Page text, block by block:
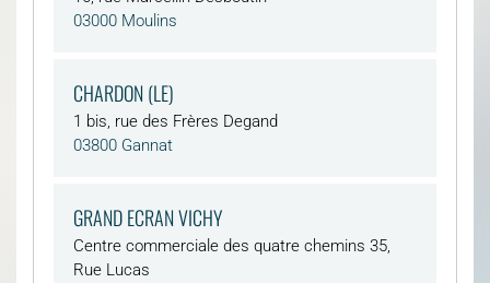
03000 Moulins
CHARDON (LE)
1 bis, rue des Frères Degand
03800 Gannat
GRAND ECRAN VICHY
Centre commerciale des quatre chemins 35,
Rue Lucas